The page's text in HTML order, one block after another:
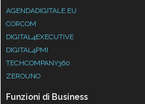
AGENDADIGITALE.EU
CORCOM
DIGITAL4EXECUTIVE
DIGITAL4PMI
TECHCOMPANY360
ZEROUNO
Funzioni di Business